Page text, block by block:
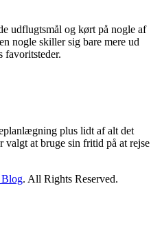
udflugtsmål og kørt på nogle af
nogle skiller sig bare mere ud
favoritsteder.
plus lidt af alt det
valgt at bruge sin fritid på at rejse
Blog. All Rights Reserved.